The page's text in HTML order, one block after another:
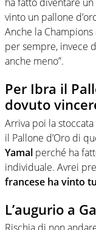
vinto un pallone
Anche la
per sempre, invece
anche meno”.
Per Ibra il
dovuto
Arriva poi la stoccata
il Pallone d’Oro di
Yamal perché ha
individuale. Avrei
francese ha vinto
L’augurio a